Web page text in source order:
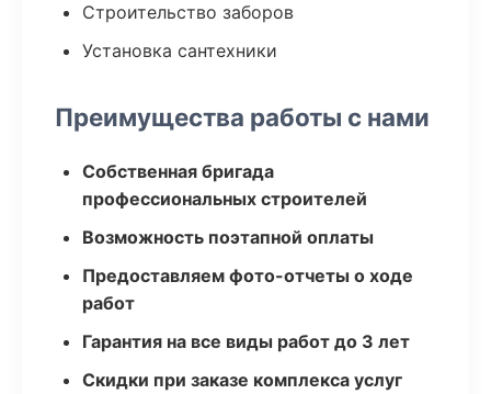
Строительство заборов
Установка сантехники
Преимущества работы с нами
Собственная бригада
профессиональных строителей
Возможность поэтапной оплаты
Предоставляем фото-отчеты о ходе
работ
Гарантия на все виды работ до 3 лет
Скидки при заказе комплекса услуг